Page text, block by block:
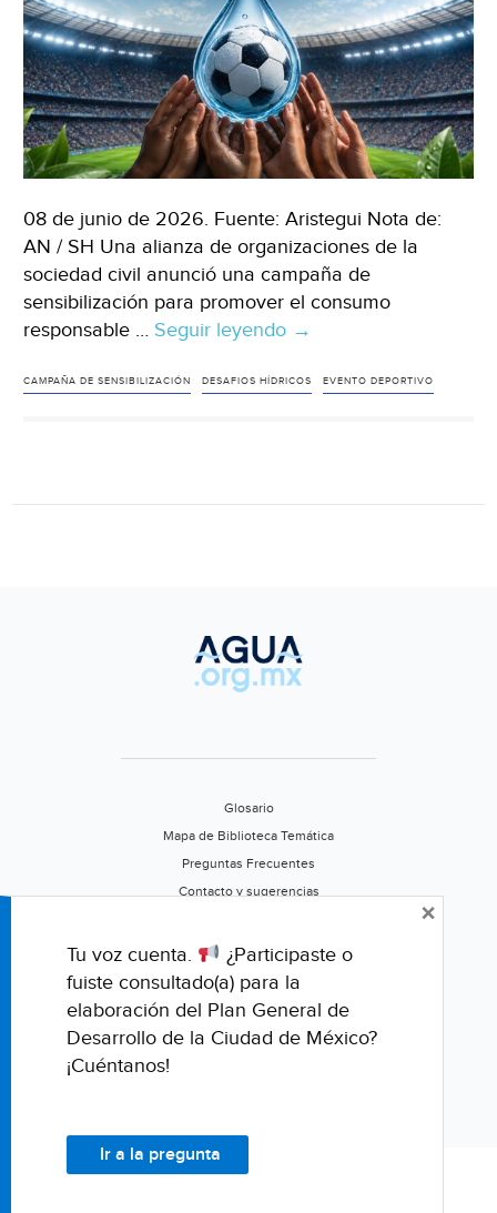
08 de junio de 2026. Fuente: Aristegui Nota de:
AN / SH Una alianza de organizaciones de la
sociedad civil anunció una campaña de
sensibilización para promover el consumo
responsable … Seguir leyendo México-
y
México
(Aristegui)
→
CAMPAÑA DE SENSIBILIZACIÓN DESAFIOS HÍDRICOS EVENTO DEPORTIVO
Glosario
Mapa de Biblioteca Temática
Preguntas Frecuentes
Contacto y sugerencias
Califica este portal
Tu voz cuenta.
¿Participaste o
fuiste consultado(a) para la
elaboración del Plan General de
Desarrollo de la Ciudad de México?
¡Cuéntanos!
Ir a la pregunta
×